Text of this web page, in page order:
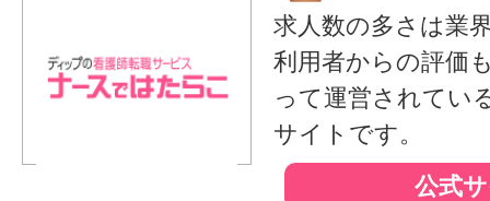
求人数の多さは業
利用者からの評価
って運営されてい
サイトです。
公式